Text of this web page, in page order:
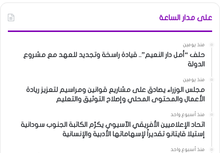
على مدار الساعة
منذ يومين
حلف “أمل دار النعيم”.. قيادة راسخة وتجديد للعهد مع مشروع
الدولة
منذ يومين
مجلس الوزراء يصادق على مشاريع قوانين ومراسيم لتعزيز ريادة
الأعمال والمحتوى المحلي وإصلاح التوثيق والتعليم
منذ أسبوع واحد
اتحاد الإعلاميين الأفريقي الآسيوي يكرّم الكاتبة الجنوب سودانية
إستيلا قايتانو تقديراً لإسهاماتها الأدبية والإنسانية
منذ أسبوع واحد